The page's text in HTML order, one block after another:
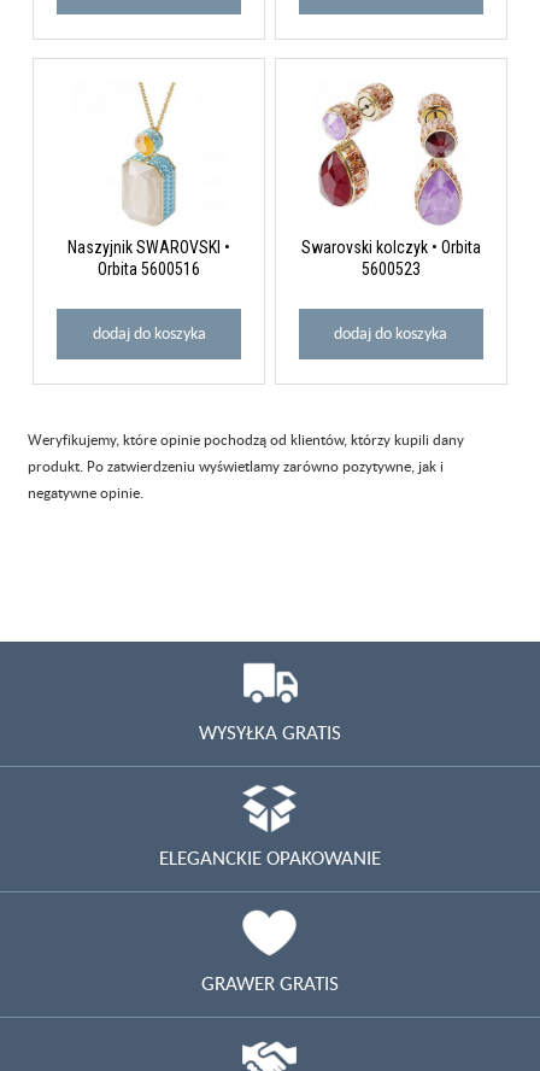
Naszyjnik SWAROVSKI •
Orbita 5600516
dodaj do koszyka
Swarovski kolczyk • Orbita
5600523
dodaj do koszyka
Weryfikujemy, które opinie pochodzą od klientów, którzy kupili dany
produkt. Po zatwierdzeniu wyświetlamy zarówno pozytywne, jak i
negatywne opinie.
WYSYŁKA GRATIS
ELEGANCKIE OPAKOWANIE
GRAWER GRATIS